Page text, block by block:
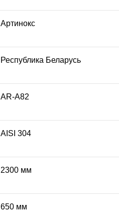
Артинокс
Республика Беларусь
AR-A82
AISI 304
2300 мм
650 мм